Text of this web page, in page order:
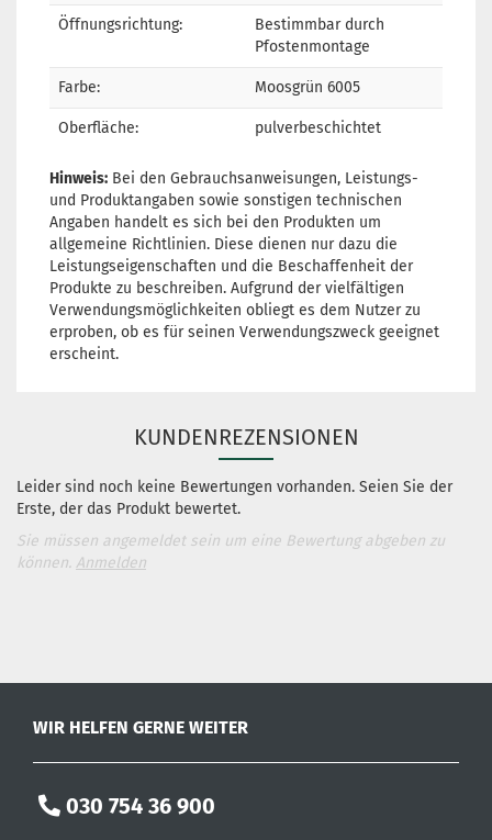
Öffnungsrichtung:
Bestimmbar durch
Pfostenmontage
Farbe: Moosgrün 6005
Oberfläche: pulverbeschichtet
Hinweis: Bei den Gebrauchsanweisungen, Leistungs-
und Produktangaben sowie sonstigen technischen
Angaben handelt es sich bei den Produkten um
allgemeine Richtlinien. Diese dienen nur dazu die
Leistungseigenschaften und die Beschaffenheit der
Produkte zu beschreiben. Aufgrund der vielfältigen
Verwendungsmöglichkeiten obliegt es dem Nutzer zu
erproben, ob es für seinen Verwendungszweck geeignet
erscheint.
KUNDENREZENSIONEN
Leider sind noch keine Bewertungen vorhanden. Seien Sie der
Erste, der das Produkt bewertet.
Sie müssen angemeldet sein um eine Bewertung abgeben zu
können. Anmelden
WIR HELFEN GERNE WEITER
030 754 36 900